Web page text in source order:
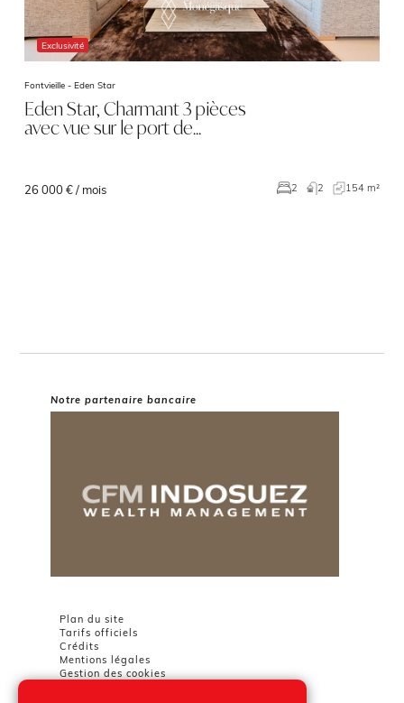
Exclusivité
Fontvieille - Eden Star
Eden Star, Charmant 3 pièces
avec vue sur le port de…
26 000 € / mois 2 2 154 m²
Notre partenaire bancaire
Plan du site
Tarifs officiels
Crédits
Mentions légales
Gestion des cookies